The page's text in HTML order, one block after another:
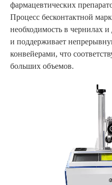
фармацевтических
Процесс бесконтактной
необходимость в чернилах
и поддерживает
конвейерами, что
больших объемов.